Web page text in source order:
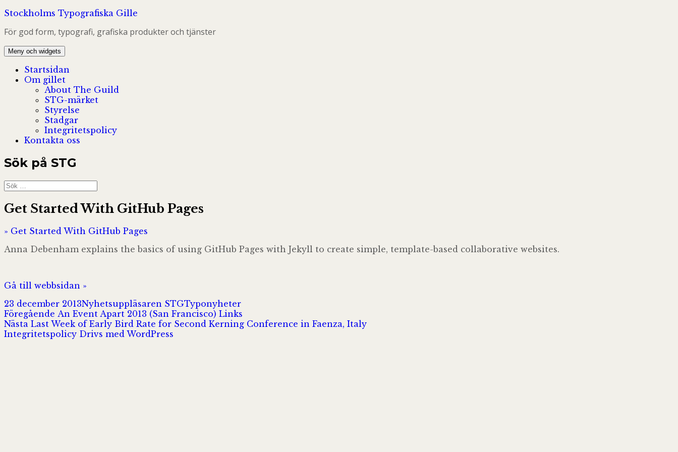
Hoppa
innehåll
Stockholms Typografiska Gille
För god form, typografi, grafiska produkter och tjänster
Meny och widgets
Startsidan
Om gillet
About The Guild
STG-märket
Styrelse
Stadgar
Integritetspolicy
Kontakta oss
Sök på STG
Sök
efter:
Get Started With GitHub Pages
» Get Started With GitHub Pages
Anna Debenham explains the basics of using GitHub Pages with Jekyll to create simple, template-based collaborative websites.
Gå till webbsidan »
Postat
23 december 2013Författare
Nyhetsuppläsaren STGKategorier
Typonyheter
Inläggsnavigering
Föregående Föregående
inlägg:
An Event Apart 2013 (San Francisco) Links
Nästa Nästa
inlägg:
Last Week of Early Bird Rate for Second Kerning Conference in Faenza, Italy
Integritetspolicy Drivs med WordPress